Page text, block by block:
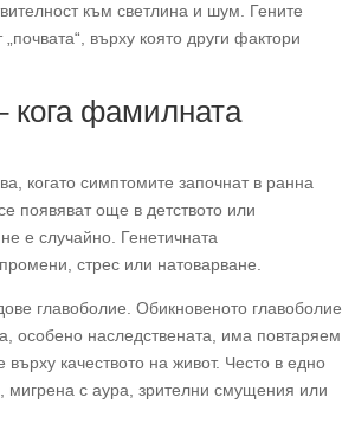
към светлина и шум. Гените
върху която други фактори
кога фамилната
когато симптомите започнат в ранна
появяват още в детството или
е случайно. Генетичната
стрес или натоварване.
главоболие. Обикновеното главоболие
особено наследствената, има повтаряем
качеството на живот. Често в едно
с аура, зрителни смущения или